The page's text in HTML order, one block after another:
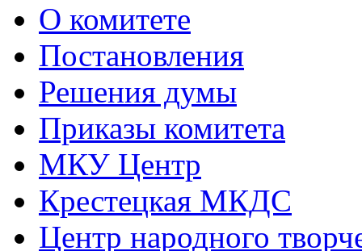
О комитете
Постановления
Решения думы
Приказы комитета
МКУ Центр
Крестецкая МКДС
Центр народного